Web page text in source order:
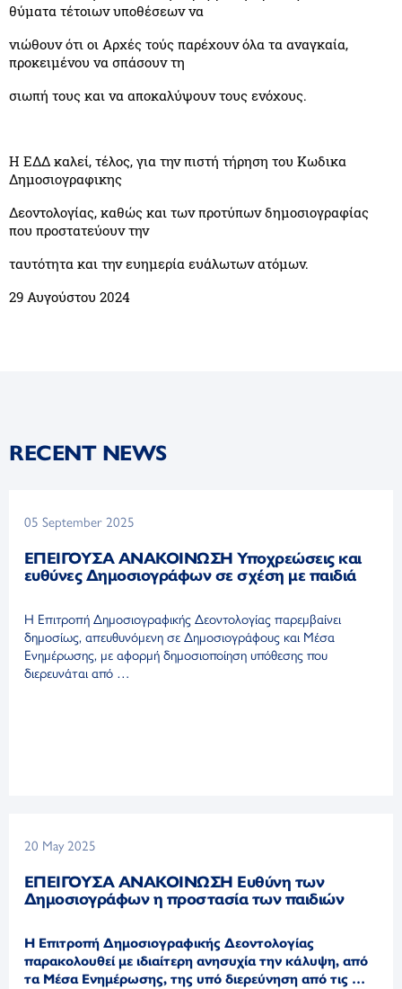
θύματα τέτοιων υποθέσεων να
νιώθουν ότι οι Αρχές τούς παρέχουν όλα τα αναγκαία,
προκειμένου να σπάσουν τη
σιωπή τους και να αποκαλύψουν τους ενόχους.
Η ΕΔΔ καλεί, τέλος, για την πιστή τήρηση του Κωδικα
Δημοσιογραφικης
Δεοντολογίας, καθώς και των προτύπων δημοσιογραφίας
που προστατεύουν την
ταυτότητα και την ευημερία ευάλωτων ατόμων.
29 Αυγούστου 2024
RECENT NEWS
05 September 2025
ΕΠΕΙΓΟΥΣΑ ΑΝΑΚΟΙΝΩΣΗ Υποχρεώσεις και
ευθύνες Δημοσιογράφων σε σχέση με παιδιά
Η Επιτροπή Δημοσιογραφικής Δεοντολογίας παρεμβαίνει
δημοσίως, απευθυνόμενη σε Δημοσιογράφους και Μέσα
Ενημέρωσης, με αφορμή δημοσιοποίηση υπόθεσης που
διερευνάται από …
20 May 2025
ΕΠΕΙΓΟΥΣΑ ΑΝΑΚΟΙΝΩΣΗ Ευθύνη των
Δημοσιογράφων η προστασία των παιδιών
Η Επιτροπή Δημοσιογραφικής Δεοντολογίας
παρακολουθεί με ιδιαίτερη ανησυχία την κάλυψη, από
τα Μέσα Ενημέρωσης, της υπό διερεύνηση από τις …